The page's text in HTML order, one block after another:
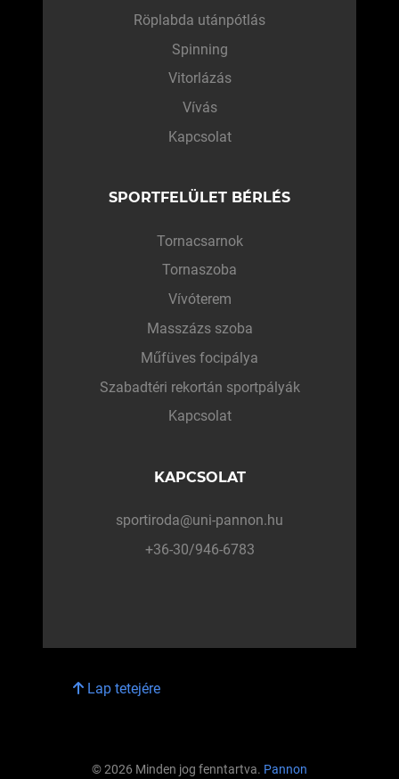
Röplabda utánpótlás
Spinning
Vitorlázás
Vívás
Kapcsolat
SPORTFELÜLET BÉRLÉS
Tornacsarnok
Tornaszoba
Vívóterem
Masszázs szoba
Műfüves focipálya
Szabadtéri rekortán sportpályák
Kapcsolat
KAPCSOLAT
sportiroda@uni-pannon.hu
+36-30/946-6783
Lap tetejére
© 2026 Minden jog fenntartva. Pannon